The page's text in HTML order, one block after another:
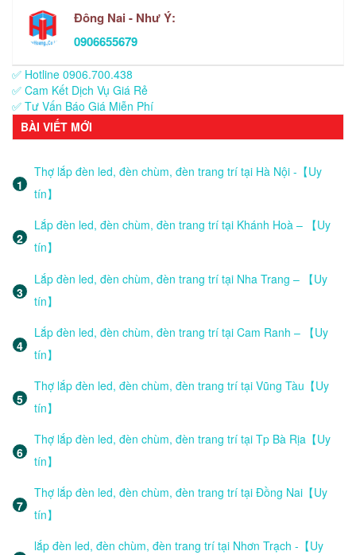
Đông Nai - Như Ý:
0906655679
✅ Hotline 0906.700.438
✅ Cam Kết Dịch Vụ Giá Rẻ
✅ Tư Vấn Báo Giá Miễn Phí
BÀI VIẾT MỚI
Thợ lắp đèn led, đèn chùm, đèn trang trí tại Hà Nội -【Uy
tín】
Lắp đèn led, đèn chùm, đèn trang trí tại Khánh Hoà – 【Uy
tín】
Lắp đèn led, đèn chùm, đèn trang trí tại Nha Trang – 【Uy
tín】
Lắp đèn led, đèn chùm, đèn trang trí tại Cam Ranh – 【Uy
tín】
Thợ lắp đèn led, đèn chùm, đèn trang trí tại Vũng Tàu【Uy
tín】
Thợ lắp đèn led, đèn chùm, đèn trang trí tại Tp Bà Rịa【Uy
tín】
Thợ lắp đèn led, đèn chùm, đèn trang trí tại Đồng Nai【Uy
tín】
lắp đèn led, đèn chùm, đèn trang trí tại Nhơn Trạch -【Uy